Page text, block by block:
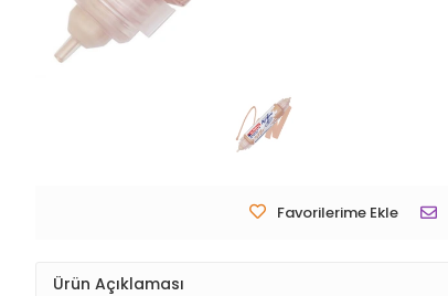
Favorilerime Ekle
Ürün Açıklaması